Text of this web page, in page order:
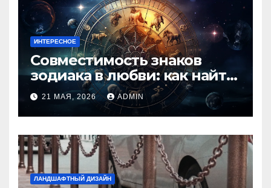
ИНТЕРЕСНОЕ
Совместимость знаков
зодиака в любви: как найти
идеальную пару и
избежать конфликтов
21 МАЯ, 2026 ADMIN
ЛАНДШАФТНЫЙ ДИЗАЙН